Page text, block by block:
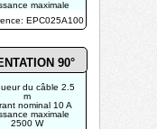
maximale
EPC025A100
90°
du câble 2.5
m
nominal 10 A
maximale
2500 W